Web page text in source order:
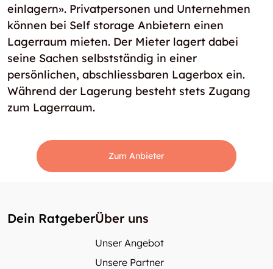
einlagern». Privatpersonen und Unternehmen
können bei Self storage Anbietern einen
Lagerraum mieten. Der Mieter lagert dabei
seine Sachen selbstständig in einer
persönlichen, abschliessbaren Lagerbox ein.
Während der Lagerung besteht stets Zugang
zum Lagerraum.
Zum Anbieter
Dein RatgeberÜber uns
Unser Angebot
Unsere Partner